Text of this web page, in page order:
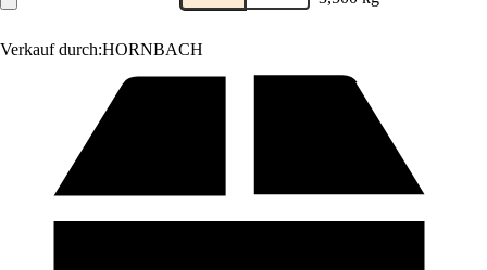
Verkauf durch:HORNBACH